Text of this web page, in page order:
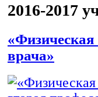
2016-2017
«Физическая
врача»